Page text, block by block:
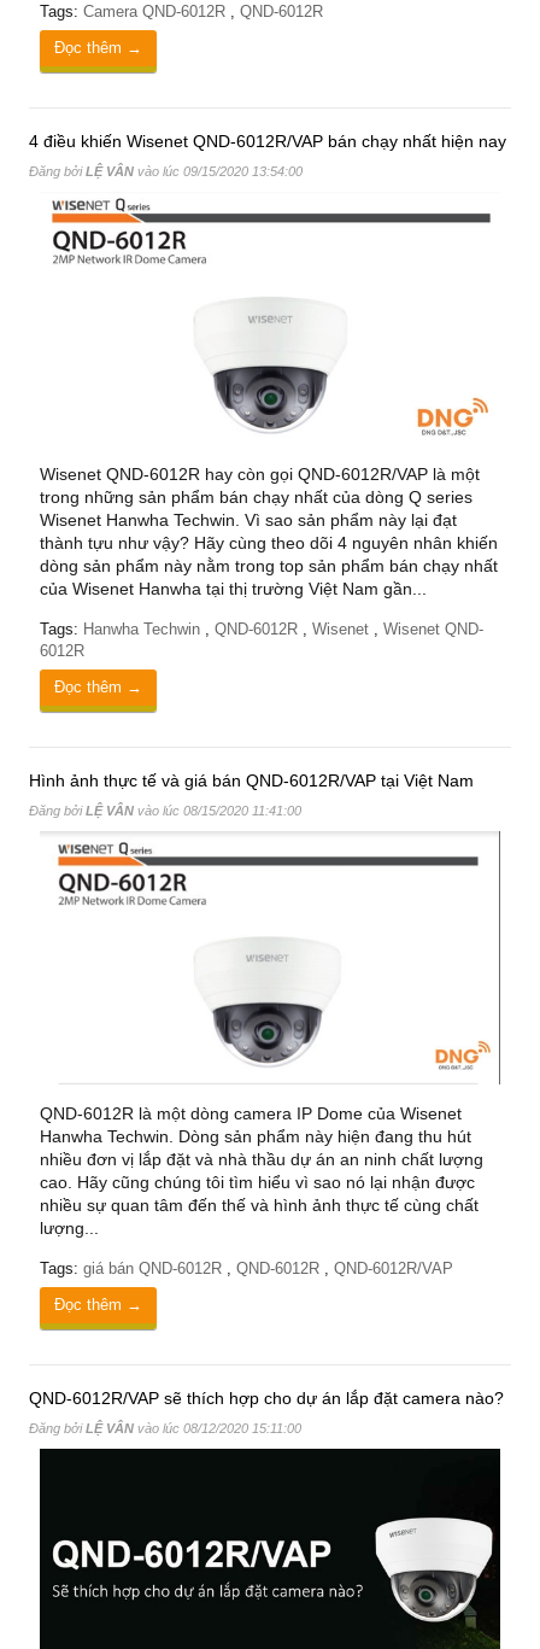
Tags: Camera QND-6012R
QND-6012R
Đọc thêm →
4 điều khiến Wisenet QND-6012R/VAP bán chạy nhất hiện nay
Đăng bởiLỆ VÂN vào lúc 09/15/2020 13:54:00
Wisenet QND-6012R hay còn gọi QND-6012R/VAP là một
trong những sản phẩm bán chạy nhất của dòng Q series
Wisenet Hanwha Techwin. Vì sao sản phẩm này lại đạt
thành tựu như vậy? Hãy cùng theo dõi 4 nguyên nhân khiến
dòng sản phẩm này nằm trong top sản phẩm bán chạy nhất
của Wisenet Hanwha tại thị trường Việt Nam gần...
Tags: Hanwha Techwin QND-6012R Wisenet
Wisenet QND-
6012R
Đọc thêm →
Hình ảnh thực tế và giá bán QND-6012R/VAP tại Việt Nam
Đăng bởiLỆ VÂN vào lúc 08/15/2020 11:41:00
QND-6012R là một dòng camera IP Dome của Wisenet
Hanwha Techwin. Dòng sản phẩm này hiện đang thu hút
nhiều đơn vị lắp đặt và nhà thầu dự án an ninh chất lượng
cao. Hãy cũng chúng tôi tìm hiểu vì sao nó lại nhận được
nhiều sự quan tâm đến thế và hình ảnh thực tế cùng chất
lượng...
Tags: giá bán QND-6012R , QND-6012R , QND-6012R/VAP
Đọc thêm →
QND-6012R/VAP sẽ thích hợp cho dự án lắp đặt camera nào?
Đăng bởiLỆ VÂN vào lúc 08/12/2020 15:11:00